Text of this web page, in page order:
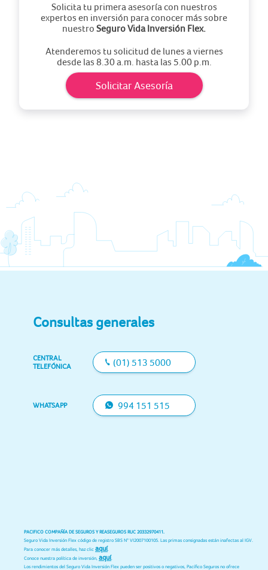
Solicita tu primera asesoría con nuestros
expertos en inversión para conocer más sobre
nuestro Seguro Vida Inversión Flex.
Atenderemos tu solicitud de lunes a viernes
desde las 8.30 a.m. hasta las 5.00 p.m.
Solicitar Asesoría
Consultas generales
CENTRAL
TELEFÓNICA
(01) 513 5000
WHATSAPP 994 151 515
PACIFICO COMPAÑÍA DE SEGUROS Y REASEGUROS RUC 20332970411.
Seguro Vida Inversión Flex código de registro SBS N° VI2007100105. Las primas consignadas están inafectas al IGV.
Para conocer más detalles, haz clic aquí
Conoce nuestra política de inversión, aquí
Los rendimientos del Seguro Vida Inversión Flex pueden ser positivos o negativos, Pacífico Seguros no ofrece